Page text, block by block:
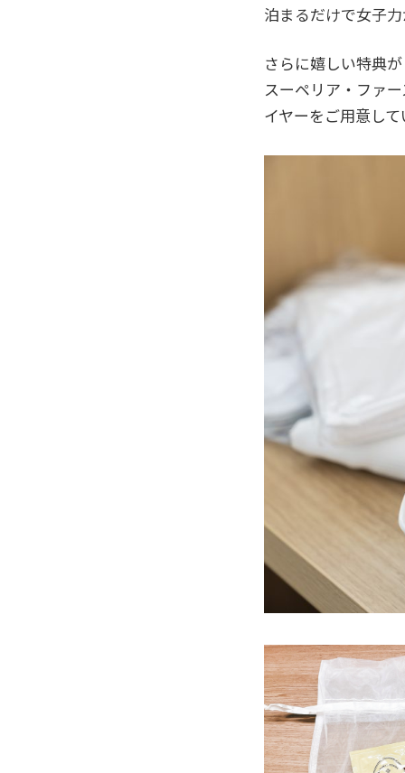
泊まるだけで女子
さらに嬉しい特典
スーペリア・ファ
イヤーをご用意し